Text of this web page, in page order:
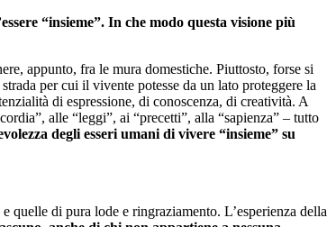
“insieme”. In che modo questa visione più
appunto, fra le mura domestiche. Piuttosto, forse si
per cui il vivente potesse da un lato proteggere la
di espressione, di conoscenza, di creatività. A
alle “leggi”, ai “precetti”, alla “sapienza” – tutto
degli esseri umani di vivere “insieme” su
quelle di pura lode e ringraziamento. L’esperienza della